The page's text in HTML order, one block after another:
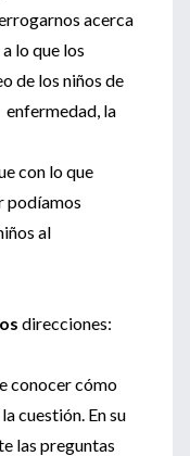
acerca
lo que los
de los niños de
enfermedad, la
con lo que
podíamos
al
direcciones:
conocer cómo
cuestión. En su
las preguntas